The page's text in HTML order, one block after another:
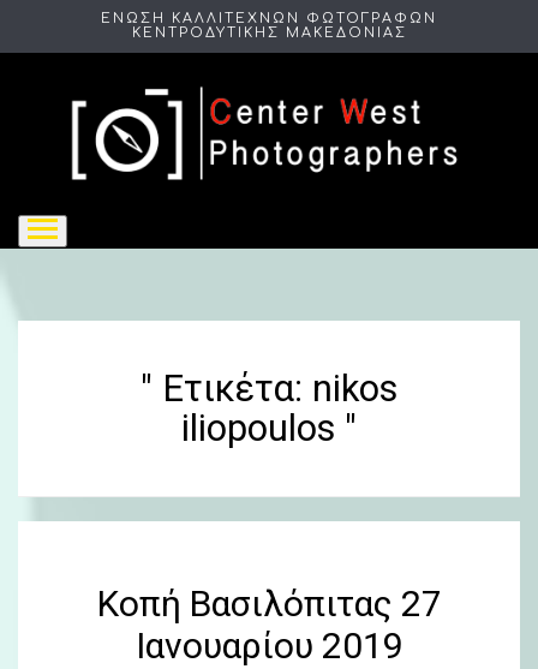
ΕΝΩΣΗ ΚΑΛΛΙΤΕΧΝΩΝ ΦΩΤΟΓΡΑΦΩΝ
ΚΕΝΤΡΟΔΥΤΙΚΗΣ ΜΑΚΕΔΟΝΙΑΣ
" Ετικέτα: nikos
iliopoulos "
Κοπή Βασιλόπιτας 27
Ιανουαρίου 2019